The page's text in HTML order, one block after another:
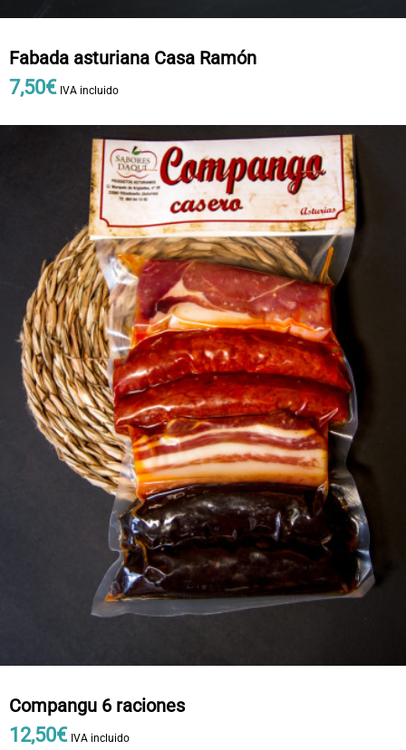
Fabada asturiana Casa Ramón
7,50€ IVA incluido
Compangu 6 raciones
12,50€ IVA incluido